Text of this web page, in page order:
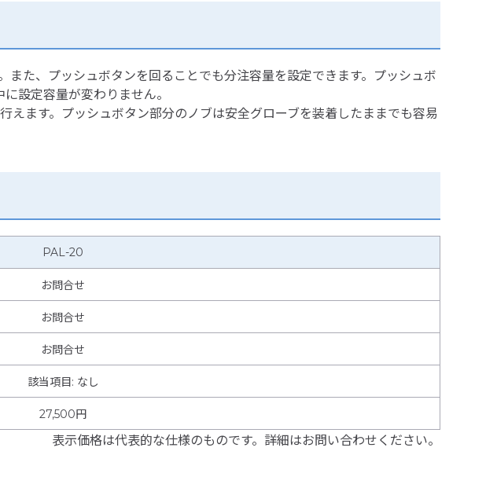
た、プッシュボタンを回ることでも分注容量を設定できます。プッシュボ
設定容量が変わりません。
ます。プッシュボタン部分のノブは安全グローブを装着したままでも容易
PAL-20
お問合せ
お問合せ
お問合せ
該当項目: なし
27,500円
表示価格は代表的な仕様のものです。詳細はお問い合わせください。